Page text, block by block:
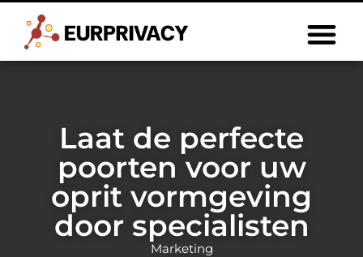
Laat de perfecte
poorten voor uw
oprit vormgeving
door specialisten
Marketing